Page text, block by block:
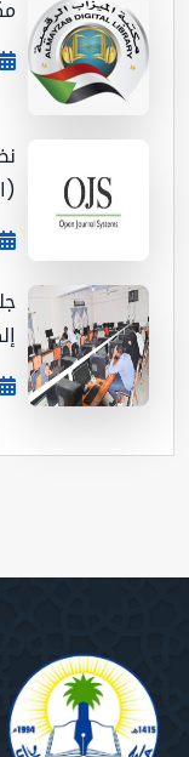
مكتبة
منذ
نظمت
منذ
إلكتر...
منذ